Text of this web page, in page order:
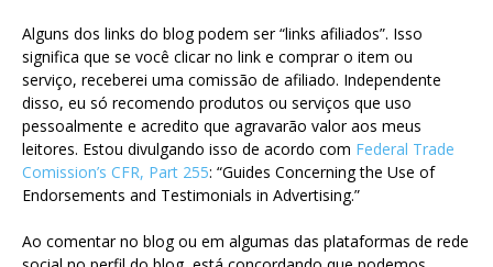
Alguns dos links do blog podem ser “links afiliados”. Isso
significa que se você clicar no link e comprar o item ou
serviço, receberei uma comissão de afiliado. Independente
disso, eu só recomendo produtos ou serviços que uso
pessoalmente e acredito que agravarão valor aos meus
leitores. Estou divulgando isso de acordo com Federal Trade
Comission’s CFR, Part 255: “Guides Concerning the Use of
Endorsements and Testimonials in Advertising.”
Ao comentar no blog ou em algumas das plataformas de rede